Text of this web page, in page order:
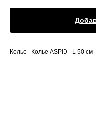
Колье - Колье ASPID - L 50 см